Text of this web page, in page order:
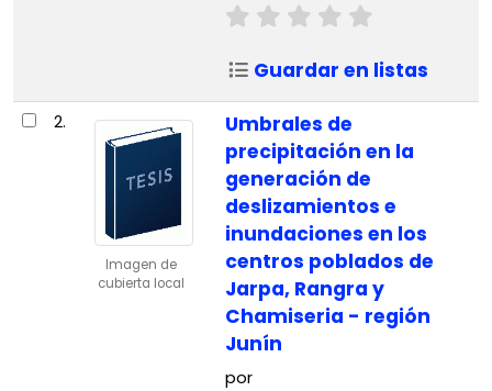
Guardar en listas
2.
Imagen de
cubierta local
Umbrales de
precipitación en la
generación de
deslizamientos e
inundaciones en los
centros poblados de
Jarpa, Rangra y
Chamiseria - región
Junín
por